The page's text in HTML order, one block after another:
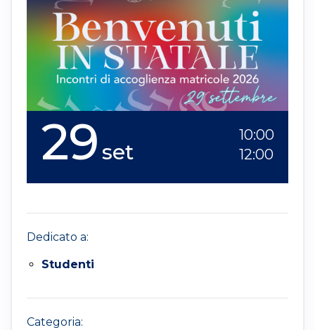
29set
10:00
12:00
Dedicato a:
Studenti
Categoria: